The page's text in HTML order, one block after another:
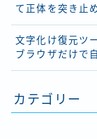
て正体を突き止
文字化け復元ツ
ブラウザだけで
カテゴリー